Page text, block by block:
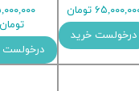
تومان
درخولست خرید
تومان
درخولست